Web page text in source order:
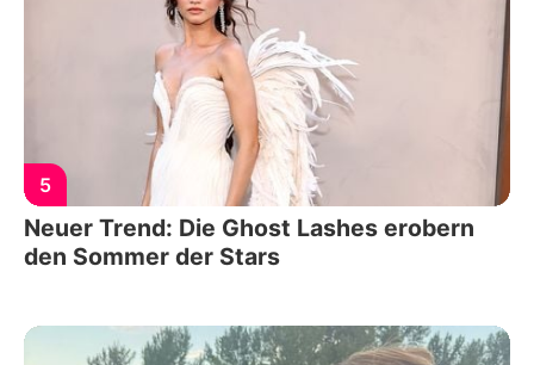
5
Neuer Trend: Die Ghost Lashes erobern
den Sommer der Stars